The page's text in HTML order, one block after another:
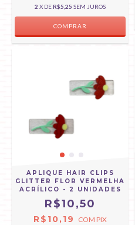
2 X DER$5,25 SEM JUROS
APLIQUE HAIR CLIPS
GLITTER FLOR VERMELHA
ACRÍLICO - 2 UNIDADES
R$10,50
R$10,19 COM PIX